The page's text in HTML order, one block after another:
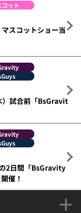
コット
スコットショー当
）試合前「BsGravit
2日間「BsGravity
催！